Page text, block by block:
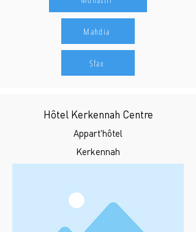
Mahdia
Sfax
Hôtel Kerkennah Centre
Appart'hôtel
Kerkennah